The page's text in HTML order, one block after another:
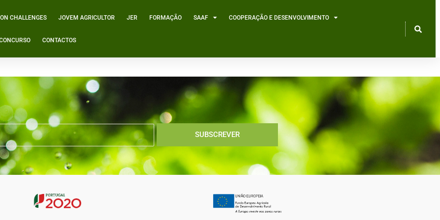
CHALLENGES JOVEM AGRICULTOR JER FORMAÇÃO SAAF COOPERAÇÃO E DESENVOLVIMENTO
CONTACTOS
SUBSCREVER